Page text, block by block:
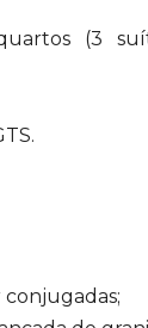
(3
conjugadas;